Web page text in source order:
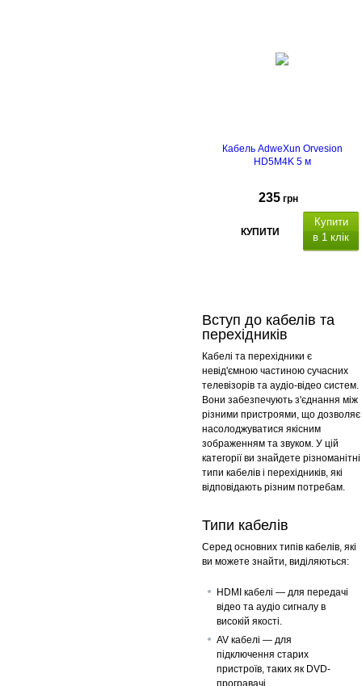
Кабель AdweXun Orvesion
HD5M4K 5 м
235 грн
КУПИТИ
Купити
в 1 клік
Вступ до кабелів та
перехідників
Кабелі та перехідники є
невід'ємною частиною сучасних
телевізорів та аудіо-відео систем.
Вони забезпечують з'єднання між
різними пристроями, що дозволяє
насолоджуватися якісним
зображенням та звуком. У цій
категорії ви знайдете різноманітні
типи кабелів і перехідників, які
відповідають різним потребам.
Типи кабелів
Серед основних типів кабелів, які
ви можете знайти, виділяються:
HDMI кабелі — для передачі
відео та аудіо сигналу в
високій якості.
AV кабелі — для
підключення старих
пристроїв, таких як DVD-